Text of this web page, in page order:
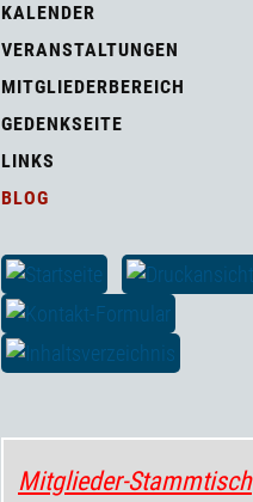
KALENDER
VERANSTALTUNGEN
MITGLIEDERBEREICH
GEDENKSEITE
LINKS
BLOG
Mitglieder-Stammtisch